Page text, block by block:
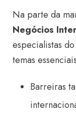
Na parte da
Negócios
especialistas
temas
Barreiras